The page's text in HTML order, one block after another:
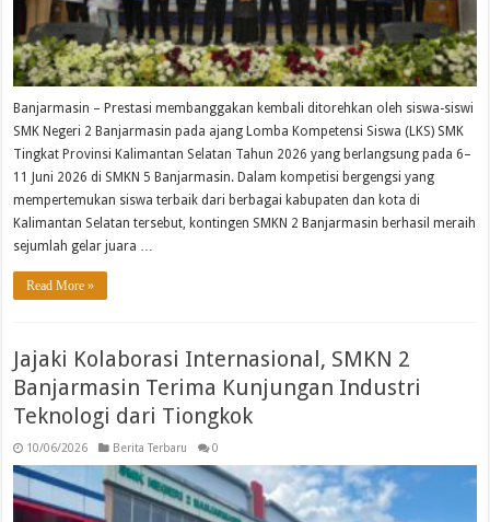
Banjarmasin – Prestasi membanggakan kembali ditorehkan oleh siswa-siswi
SMK Negeri 2 Banjarmasin pada ajang Lomba Kompetensi Siswa (LKS) SMK
Tingkat Provinsi Kalimantan Selatan Tahun 2026 yang berlangsung pada 6–
11 Juni 2026 di SMKN 5 Banjarmasin. Dalam kompetisi bergengsi yang
mempertemukan siswa terbaik dari berbagai kabupaten dan kota di
Kalimantan Selatan tersebut, kontingen SMKN 2 Banjarmasin berhasil meraih
sejumlah gelar juara …
Read More »
Jajaki Kolaborasi Internasional, SMKN 2
Banjarmasin Terima Kunjungan Industri
Teknologi dari Tiongkok
10/06/2026 Berita Terbaru 0